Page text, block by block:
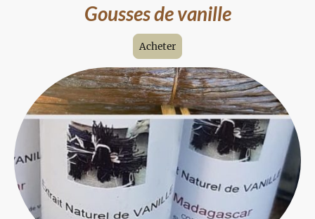
Gousses de vanille
Acheter